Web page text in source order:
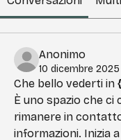
Anonimo
10 dicembre 2025
Che bello vederti in
È uno spazio che ci
rimanere in
informazioni. Inizia